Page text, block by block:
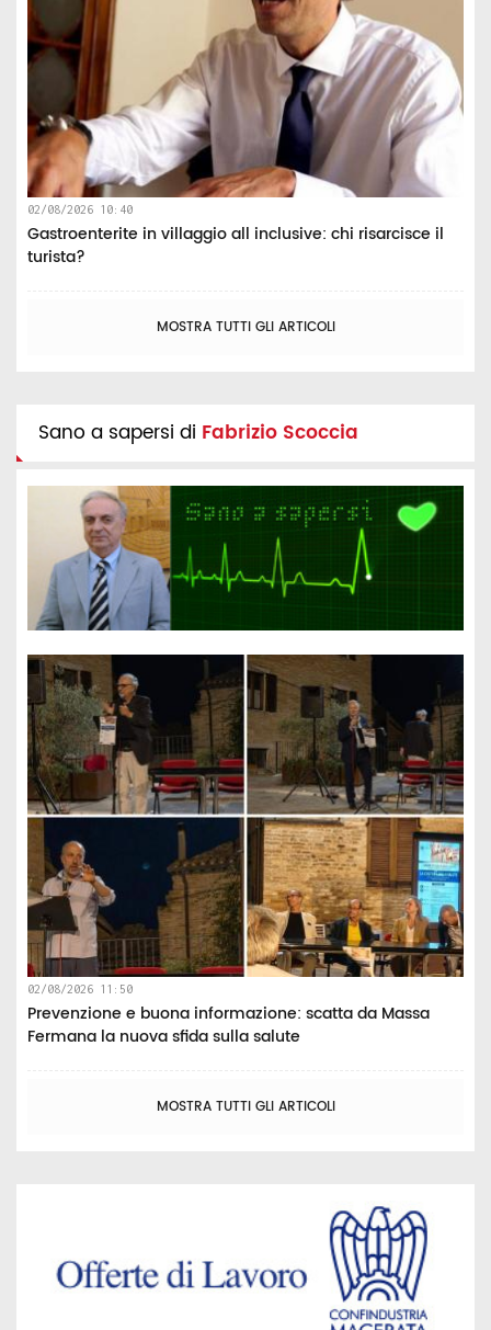
02/08/2026 10:40
Gastroenterite in villaggio all inclusive: chi risarcisce il
turista?
MOSTRA TUTTI GLI ARTICOLI
Sano a sapersi di Fabrizio Scoccia
02/08/2026 11:50
Prevenzione e buona informazione: scatta da Massa
Fermana la nuova sfida sulla salute
MOSTRA TUTTI GLI ARTICOLI